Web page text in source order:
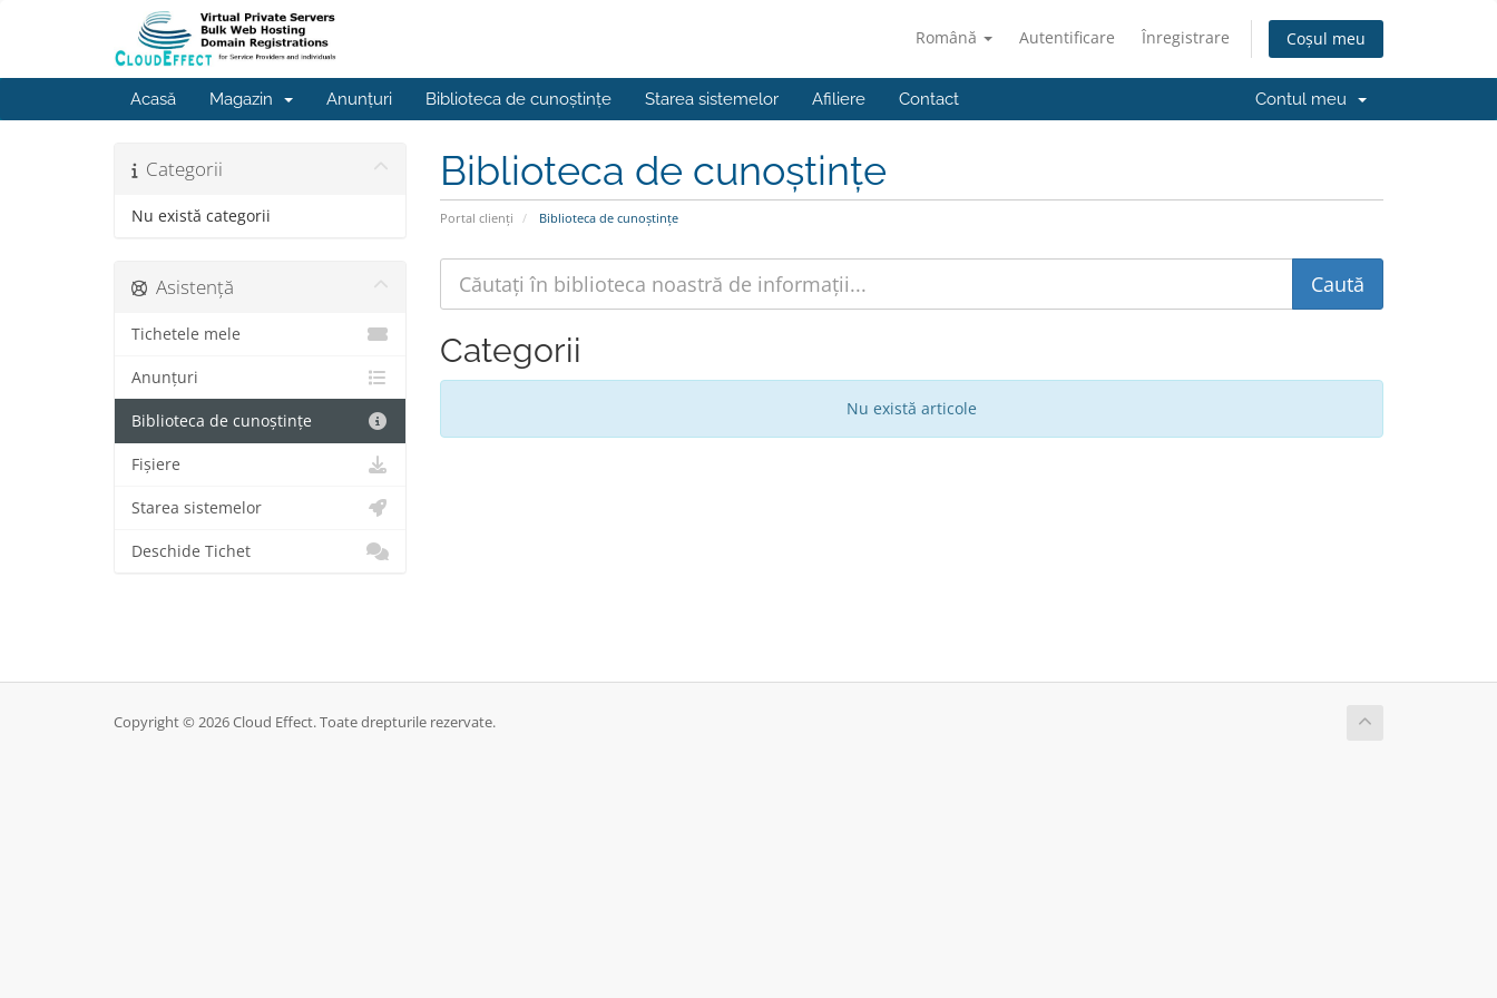
Română Autentificare Înregistrare Coșul meu
Acasă Magazin Anunțuri Biblioteca de cunoștințe Starea sistemelor Afiliere Contact Contul meu
Biblioteca de cunoștințe
Portal clienți Biblioteca de cunoștințe
Categorii
Nu există categorii
Categorii
Nu există articole
Asistență
Tichetele mele
Anunțuri
Biblioteca de cunoștințe
Fișiere
Starea sistemelor
Deschide Tichet
Copyright © 2026 Cloud Effect. Toate drepturile rezervate.